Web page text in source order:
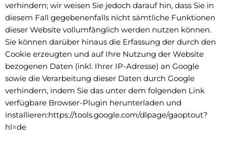
verhindern; wir weisen Sie jedoch darauf hin, dass Sie in
diesem Fall gegebenenfalls nicht sämtliche Funktionen
dieser Website vollumfänglich werden nutzen können.
Sie können darüber hinaus die Erfassung der durch den
Cookie erzeugten und auf Ihre Nutzung der Website
bezogenen Daten (inkl. Ihrer IP-Adresse) an Google
sowie die Verarbeitung dieser Daten durch Google
verhindern, indem Sie das unter dem folgenden Link
verfügbare Browser-Plugin herunterladen und
installieren:https://tools.google.com/dlpage/gaoptout?
hl=de